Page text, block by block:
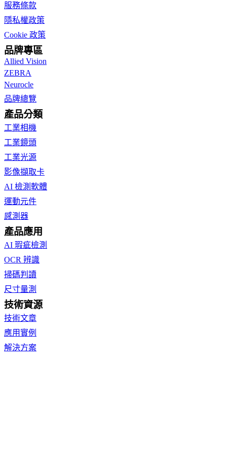
服務條款
隱私權政策
Cookie 政策
品牌專區
Allied Vision
ZEBRA
Neurocle
品牌總覽
產品分類
工業相機
工業鏡頭
工業光源
影像擷取卡
AI 檢測軟體
運動元件
感測器
產品應用
AI 瑕疵檢測
OCR 辨識
掃碼判讀
尺寸量測
技術資源
技術文章
應用實例
解決方案